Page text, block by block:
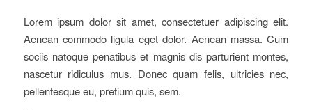
Lorem ipsum dolor sit amet, consectetuer adipiscing elit.
Aenean commodo ligula eget dolor. Aenean massa. Cum
sociis natoque penatibus et magnis dis parturient montes,
nascetur ridiculus mus. Donec quam felis, ultricies nec,
pellentesque eu, pretium quis, sem.